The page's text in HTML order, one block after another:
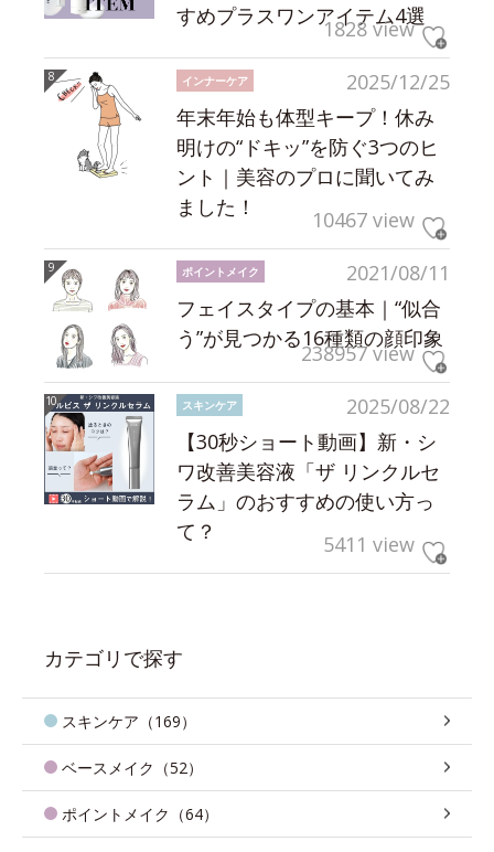
すめプラスワンアイテム4選
1828 view
2025/12/25
インナーケア
年末年始も体型キープ！休み
明けの“ドキッ”を防ぐ3つのヒ
ント｜美容のプロに聞いてみ
ました！
10467 view
2021/08/11
ポイントメイク
フェイスタイプの基本｜“似合
う”が見つかる16種類の顔印象
238957 view
2025/08/22
スキンケア
【30秒ショート動画】新・シ
ワ改善美容液「ザ リンクルセ
ラム」のおすすめの使い方っ
て？
5411 view
カテゴリで探す
スキンケア（169）
ベースメイク（52）
ポイントメイク（64）